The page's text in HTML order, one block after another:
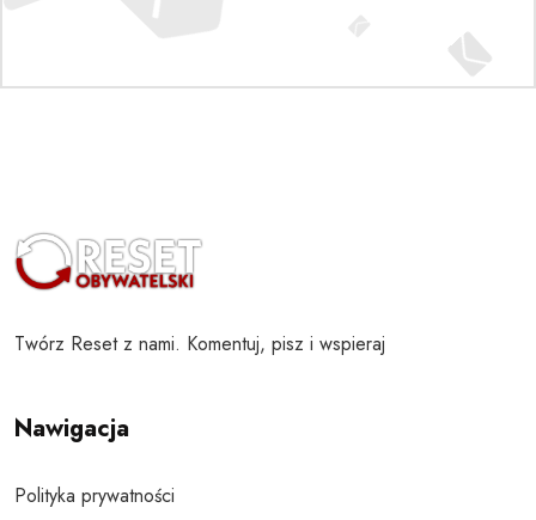
Twórz Reset z nami. Komentuj, pisz i wspieraj
Nawigacja
Polityka prywatności